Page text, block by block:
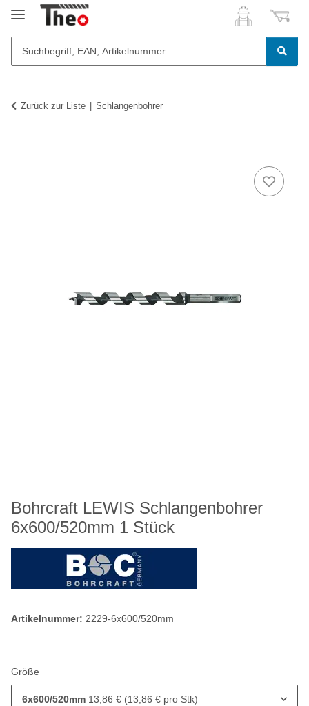
Zurück zur Liste Schlangenbohrer
Bohrcraft LEWIS Schlangenbohrer
6x600/520mm 1 Stück
Artikelnummer: 2229-6x600/520mm
Größe
6x600/520mm 13,86 € (13,86 € pro Stk)